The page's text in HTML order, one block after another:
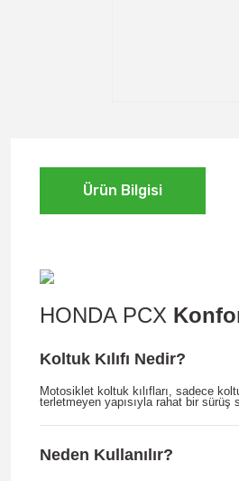
Ürün Bilgisi
HONDA PCX
Koltuk Kılıfı Nedir?
Motosiklet koltuk kılıfları, sadece
terletmeyen yapısıyla rahat bir sürüş
Neden Kullanılır?